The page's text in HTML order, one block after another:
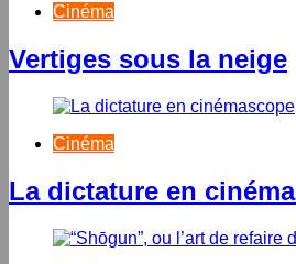
Cinéma
Vertiges sous la neige
Cinéma
La dictature en